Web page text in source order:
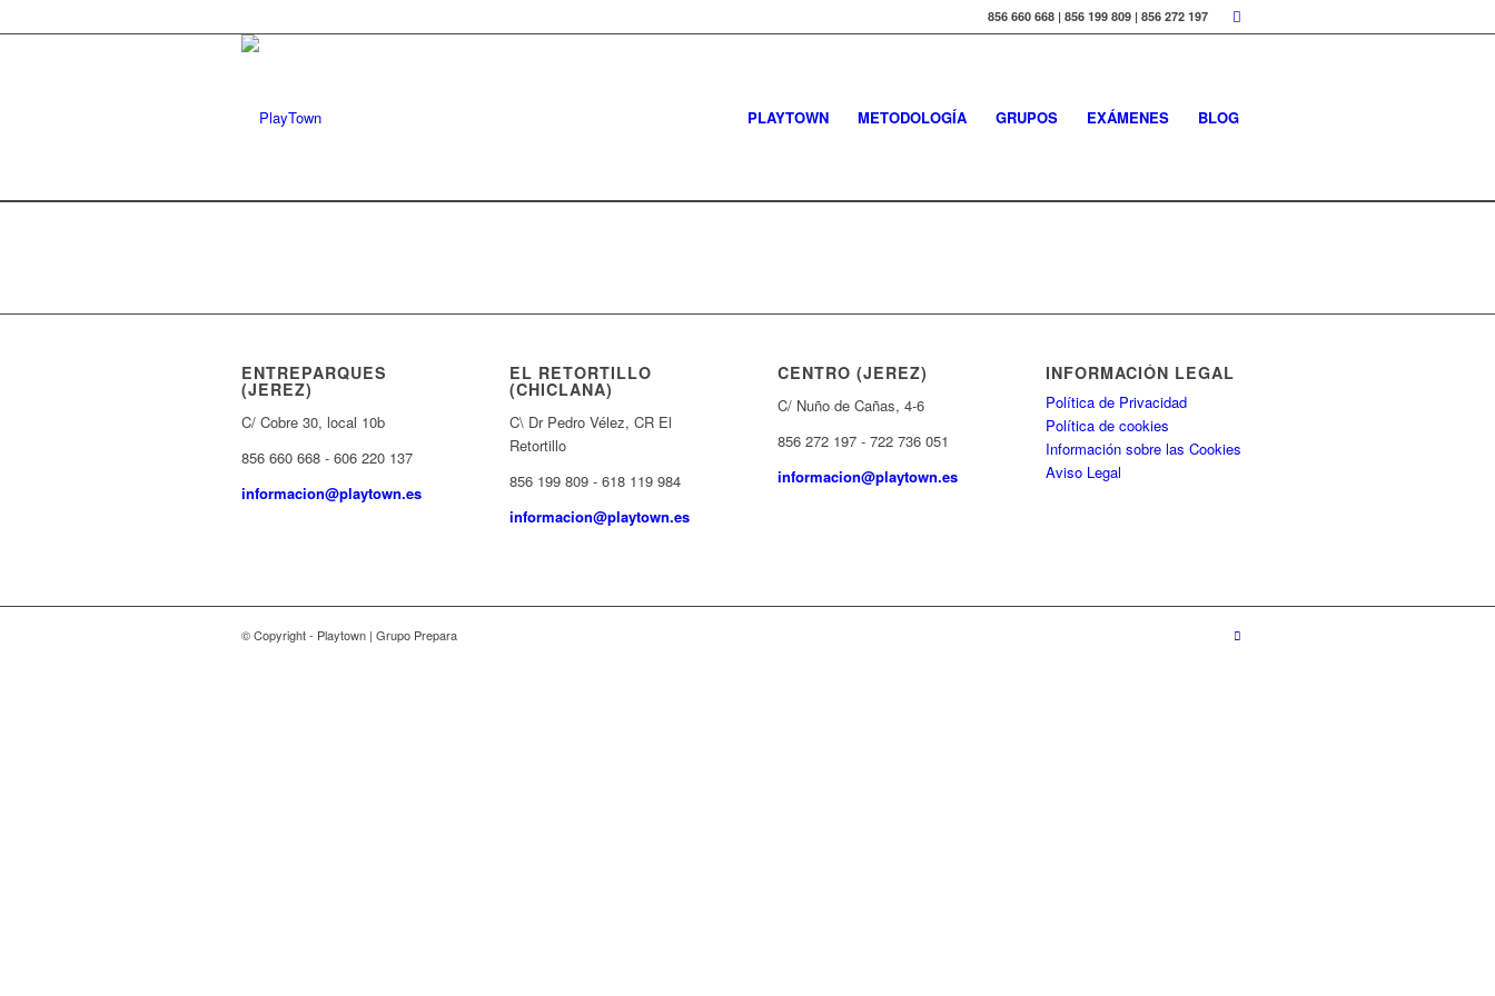
856 660 668 | 856 199 809 | 856 272 197
PLAYTOWN METODOLOGÍA GRUPOS EXÁMENES BLOG
ENTREPARQUES
(JEREZ)
C/ Cobre 30, local 10b
856 660 668 - 606 220 137
informacion@playtown.es
EL RETORTILLO
(CHICLANA)
C\ Dr Pedro Vélez, CR El
Retortillo
856 199 809 - 618 119 984
informacion@playtown.es
CENTRO (JEREZ)
C/ Nuño de Cañas, 4-6
856 272 197 - 722 736 051
informacion@playtown.es
INFORMACIÓN LEGAL
Política de Privacidad
Política de cookies
Información sobre las Cookies
Aviso Legal
© Copyright - Playtown | Grupo Prepara